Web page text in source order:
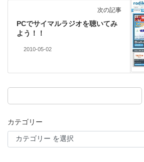
次の記事
PCでサイマルラジオを聴いてみ
よう！！
2010-05-02
カテゴリー